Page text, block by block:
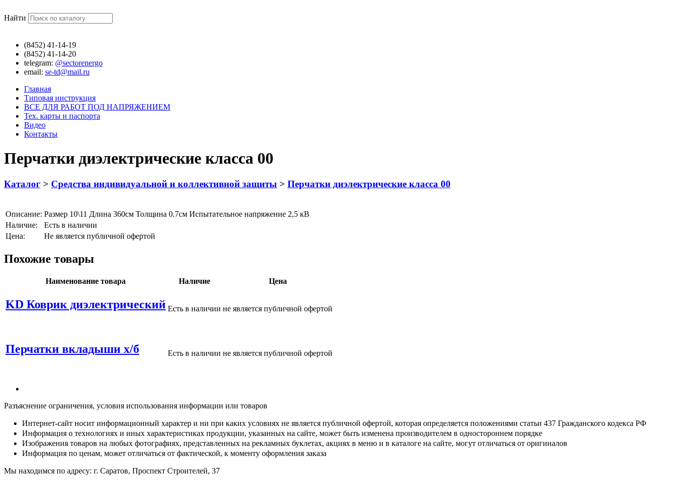
Найти
(8452) 41-14-19
(8452) 41-14-20
telegram: @sectorenergo
email: se-td@mail.ru
Главная
Типовая инструкция
ВСЕ ДЛЯ РАБОТ ПОД НАПРЯЖЕНИЕМ
Тех. карты и паспорта
Видео
Контакты
Перчатки диэлектрические класса 00
Каталог > Средства индивидуальной и коллективной защиты > Перчатки диэлектрические класса 00
Описание: Размер 10\11 Длина 360см Толщина 0.7см Испытательное напряжение 2,5 кВ
Наличие:
Есть в наличии
Цена:
Не является публичной офертой
Похожие товары
Наименование товара Наличие Цена
KD Коврик диэлектрический Есть в наличии не является публичной офертой
Перчатки вкладыши х/б Есть в наличии не является публичной офертой
Разъяснение ограничения, условия использования информации или товаров
Интернет-сайт носит информационный характер и ни при каких условиях не является публичной офертой, которая определяется положениями статьи 437 Гражданского кодекса РФ
Информация о технологиях и иных характеристиках продукции, указанных на сайте, может быть изменена производителем в одностороннем порядке
Изображения товаров на любых фотографиях, представленных на рекламных буклетах, акциях в меню и в каталоге на сайте, могут отличаться от оригиналов
Информация по ценам, может отличаться от фактической, к моменту оформления заказа
Мы находимся по адресу: г. Саратов, Проспект Строителей, 37